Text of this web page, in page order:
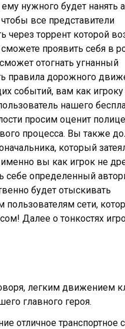
нужного будет нанять
все представители
через торрент которой
проявить себя в
отогнать угнанный
правила дорожного
событий, вам как
нашего
просим оценит
процесса. Вы также
который
вы как игрок не
себе определенный
будет отыскивать
пользователям сети,
Далее о тонкостях
легким движением
главного героя.
отличное транспортное